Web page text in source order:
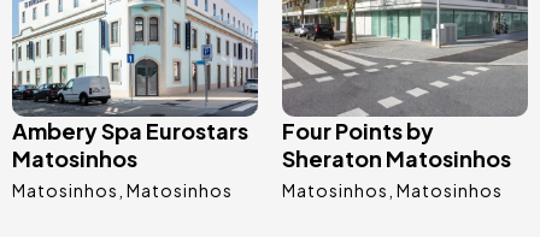
Ambery Spa Eurostars
Matosinhos
Matosinhos Matosinhos
Four Points by
Sheraton Matosinhos
Matosinhos Matosinhos